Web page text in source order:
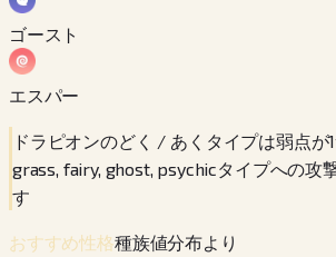
ゴースト
エスパー
ドラピオンのどく / あくタイプは弱点が1
grass, fairy, ghost, psychicタイプへの攻
す
おすすめ性格種族値分布より